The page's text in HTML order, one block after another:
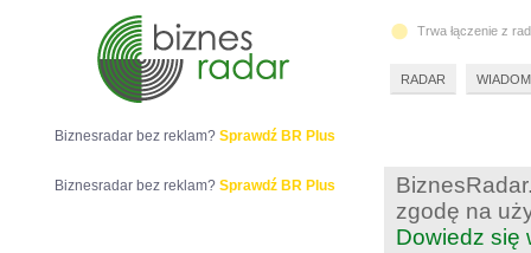
zgodę na
Dowiedz się
Biznesradar bez reklam? Sprawdź BR Plus
Biznesradar bez reklam? Sprawdź BR Plus
Trwa łączenie z
RADAR